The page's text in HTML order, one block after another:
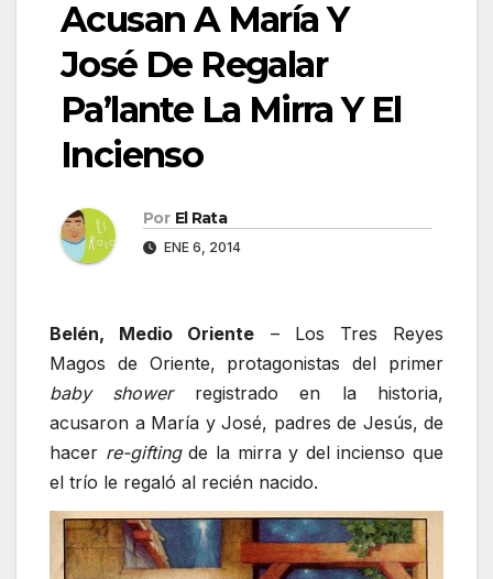
Acusan A María Y
José De Regalar
Pa’lante La Mirra Y El
Incienso
Por El Rata
ENE 6, 2014
Belén, Medio Oriente – Los Tres Reyes
Magos de Oriente, protagonistas del primer
baby showerregistrado en la historia,
acusaron a María y José, padres de Jesús, de
hacer re-giftingde la mirra y del incienso que
el trío le regaló al recién nacido.